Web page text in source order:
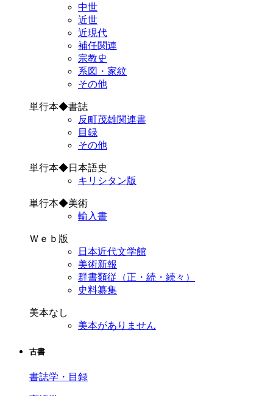
中世
近世
近現代
補任関連
宗教史
系図・家紋
その他
単行本◆書誌
反町茂雄関連書
目録
その他
単行本◆日本語史
キリシタン版
単行本◆美術
輸入書
Ｗｅｂ版
日本近代文学館
美術新報
群書類従（正・続・続々）
史料纂集
美本なし
美本がありません
古書
書誌学・目録